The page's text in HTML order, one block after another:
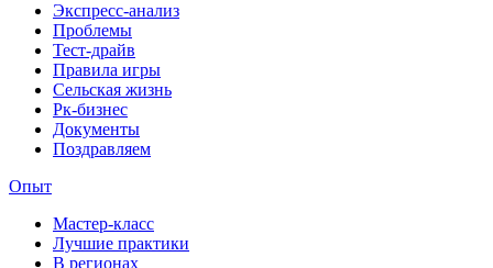
Экспресс-анализ
Проблемы
Тест-драйв
Правила игры
Сельская жизнь
Рк-бизнес
Документы
Поздравляем
Опыт
Мастер-класс
Лучшие практики
В регионах